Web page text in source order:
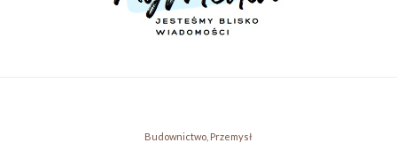
Budownictwo, Przemysł